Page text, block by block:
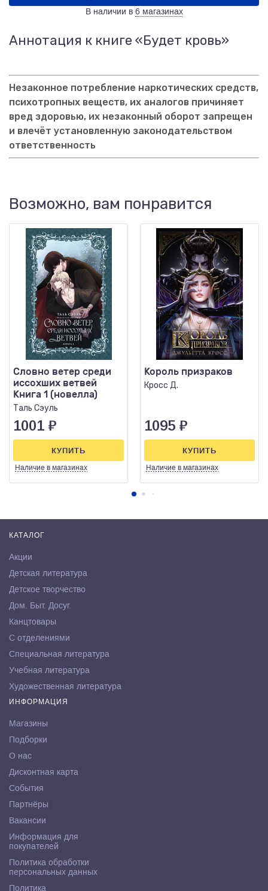
В наличии в 6 магазинах
Аннотация к книге «Будет кровь»
Незаконное потребление наркотических средств,
психотропных веществ, их аналогов причиняет
вред здоровью, их незаконный оборот запрещен
и влечёт установленную законодательством
ответственность
Возможно, вам понравится
Словно ветер среди
иссохших ветвей
Книга 1 (новелла)
Таль Сэуль
1001 ₽
Наличие в магазинах
КУПИТЬ
Король призраков
Кросс Д.
1095 ₽
Наличие в магазинах
КУПИТЬ
КАТАЛОГ
Акции
Детская литература
Детское творчество
Дом. Быт. Досуг.
Канцтовары
С отделениями
Специальная литература
Учебная литература
Художественная литература
ИНФОРМАЦИЯ
Магазины
Подборки
О нас
Дисконтная карта
События
Партнёры
Вакансии
Информация для
покупателей
Политика обработки
персональных данных
Политика